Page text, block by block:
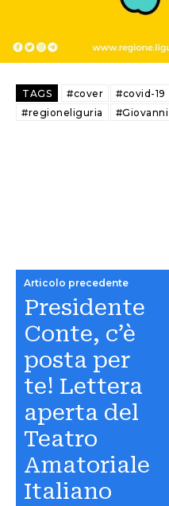
TAGS #cover #covid-19
#regioneliguria
Articolo precedente
Presidente
Conte, c’è
posta per
te! Lettera
aperta del
Teatro
Amatoriale
Italiano